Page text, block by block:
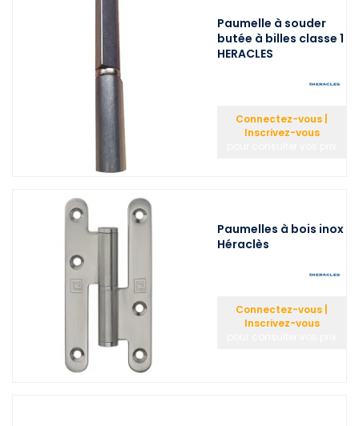
Paumelle à souder
butée à billes classe 1
HERACLES
Connectez-vous |
Inscrivez-vous
Paumelles à bois inox
Héraclès
Connectez-vous |
Inscrivez-vous